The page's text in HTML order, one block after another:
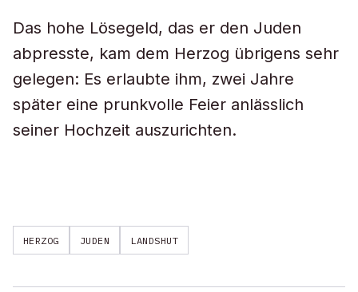
Das hohe Lösegeld, das er den Juden
abpresste, kam dem Herzog übrigens sehr
gelegen: Es erlaubte ihm, zwei Jahre
später eine prunkvolle Feier anlässlich
seiner Hochzeit auszurichten.
HERZOG JUDEN LANDSHUT